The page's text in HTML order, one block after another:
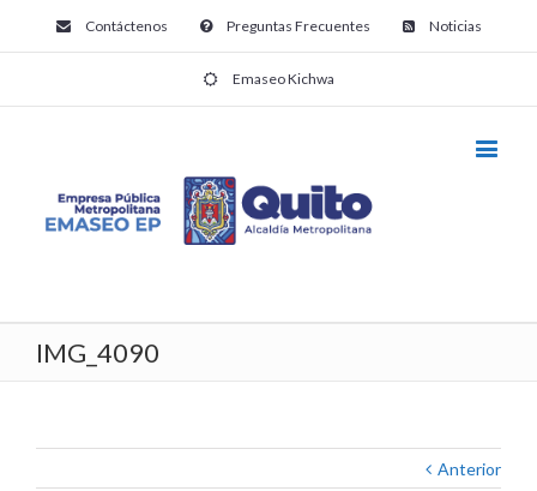
Contáctenos Preguntas Frecuentes Noticias
Emaseo Kichwa
IMG_4090
Anterior